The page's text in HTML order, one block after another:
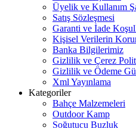
Üyelik ve Kullanım
Satış Sözleşmesi
Garanti ve İade
Kişisel Verilerin
Banka Bilgilerimiz
Gizlilik ve Çerez
Gizlilik ve Ödeme
Xml Yayınlama
Kategoriler
Bahçe Malzemeleri
Outdoor Kamp
Soğutucu Buzluk